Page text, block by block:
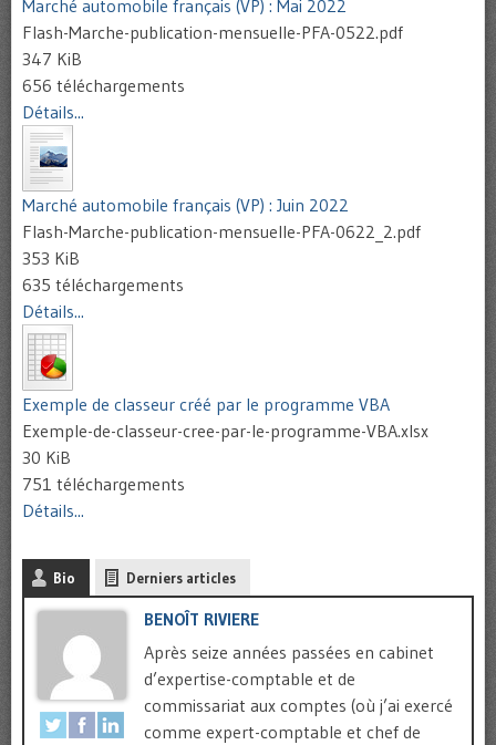
Marché automobile français (VP) : Mai 2022
Flash-Marche-publication-mensuelle-PFA-0522.pdf
347 KiB
656 téléchargements
Détails...
Marché automobile français (VP) : Juin 2022
Flash-Marche-publication-mensuelle-PFA-0622_2.pdf
353 KiB
635 téléchargements
Détails...
Exemple de classeur créé par le programme VBA
Exemple-de-classeur-cree-par-le-programme-VBA.xlsx
30 KiB
751 téléchargements
Détails...
Bio Derniers articles
BENOÎT RIVIERE
Après seize années passées en cabinet
d’expertise-comptable et de
commissariat aux comptes (où j’ai exercé
comme expert-comptable et chef de